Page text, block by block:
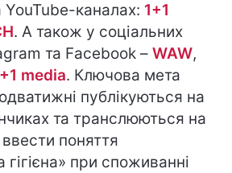
каналах: 1+1
. А також у соціальних
та Facebook – WAW,
media. Ключова мета
публікуються на
та транслюються на
поняття
гігієна» при споживанні